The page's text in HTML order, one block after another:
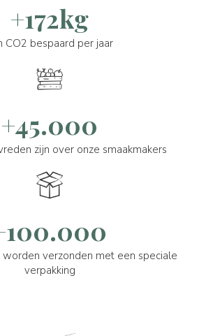
+172kg
CO2 bespaard per jaar
+45.000
zijn over onze smaakmakers
verzonden met een speciale
verpakking